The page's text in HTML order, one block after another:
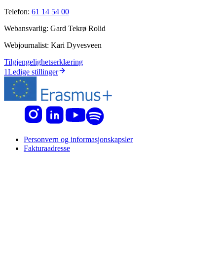
Telefon: 61 14 54 00
Webansvarlig: Gard Tekrø Rolid
Webjournalist: Kari Dyvesveen
Tilgjengelighetserklæring
1Ledige stillinger
Personvern og informasjonskapsler
Fakturaadresse